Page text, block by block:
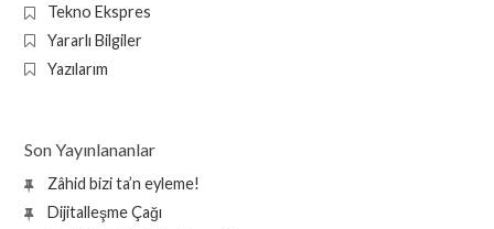
Tekno Ekspres
Yararlı Bilgiler
Yazılarım
Son Yayınlananlar
Zâhid bizi ta’n eyleme!
Dijitalleşme Çağı